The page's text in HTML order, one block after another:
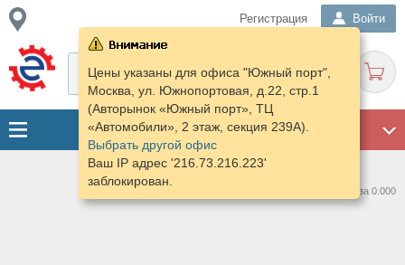
Регистрация Войти
Цены указаны для офиса "Южный порт",
Москва, ул. Южнопортовая, д.22, стр.1
(Авторынок «Южный порт», ТЦ
«Автомобили», 2 этаж, секция 239А).
Выбрать другой офис
Ваш IP адрес '216.73.216.223'
заблокирован.
Нашлось предложений: 0 за 0.000